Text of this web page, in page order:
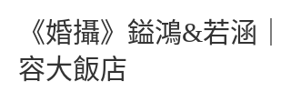
《婚攝》鎰鴻&若涵
容大飯店